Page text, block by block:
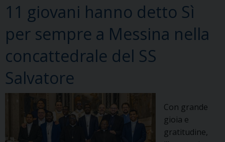
11 giovani hanno detto Sì
per sempre a Messina nella
concattedrale del SS
Salvatore
Con grande
gioia e
gratitudine,